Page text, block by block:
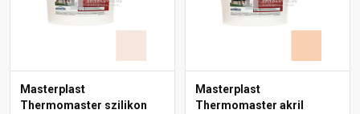
Masterplast
Thermomaster szilikon
Masterplast
Thermomaster akril